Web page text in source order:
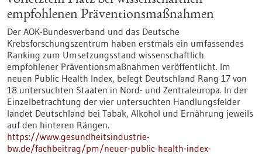
empfohlenen Präventionsmaßnahmen
Der AOK-Bundesverband und das Deutsche
Krebsforschungszentrum haben erstmals ein umfassendes
Ranking zum Umsetzungsstand wissenschaftlich
empfohlener Präventionsmaßnahmen veröffentlicht. Im
neuen Public Health Index, belegt Deutschland Rang 17 von
18 untersuchten Staaten in Nord- und Zentraleuropa. In der
Einzelbetrachtung der vier untersuchten Handlungsfelder
landet Deutschland bei Tabak, Alkohol und Ernährung jeweils
auf den hinteren Rängen.
https://www.gesundheitsindustrie-
bw.de/fachbeitrag/pm/neuer-public-health-index-